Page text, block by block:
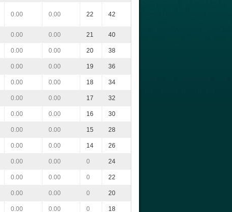
0.00 0.00 22 42
0.00 0.00 21 40
0.00 0.00 20 38
0.00 0.00 19 36
0.00 0.00 18 34
0.00 0.00 17 32
0.00 0.00 16 30
0.00 0.00 15 28
0.00 0.00 14 26
0.00 0.00 0 24
0.00 0.00 0 22
0.00 0.00 0 20
0.00 0.00 0 18